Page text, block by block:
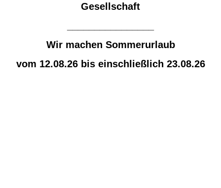
Gesellschaft
Wir machen Sommerurlaub
vom 12.08.26 bis einschließlich 23.08.26